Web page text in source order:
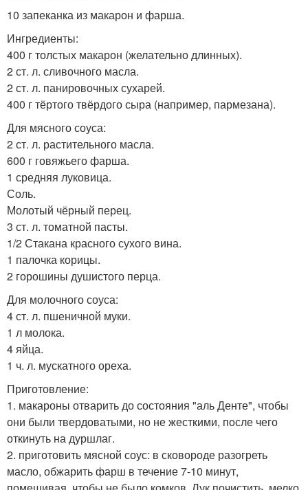
10 запеканка из макарон и фарша.
Ингредиенты:
400 г толстых макарон (желательно длинных).
2 ст. л. сливочного масла.
2 ст. л. панировочных сухарей.
400 г тёртого твёрдого сыра (например, пармезана).
Для мясного соуса:
2 ст. л. растительного масла.
600 г говяжьего фарша.
1 средняя луковица.
Соль.
Молотый чёрный перец.
3 ст. л. томатной пасты.
1/2 Стакана красного сухого вина.
1 палочка корицы.
2 горошины душистого перца.
Для молочного соуса:
4 ст. л. пшеничной муки.
1 л молока.
4 яйца.
1 ч. л. мускатного ореха.
Приготовление:
1. макароны отварить до состояния "аль Денте", чтобы
они были твердоватыми, но не жесткими, после чего
откинуть на дуршлаг.
2. приготовить мясной соус: в сковороде разогреть
масло, обжарить фарш в течение 7-10 минут,